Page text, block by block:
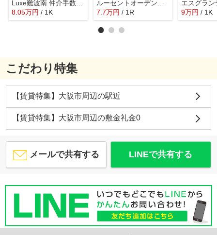
8.05万円 / 1K
7.7万円 / 1R 9万円 / 1K
こだわり特集
【賃貸特集】大阪市周辺の駅近
【賃貸特集】大阪市周辺の敷金礼金0
メールで共有する LINEで共有する